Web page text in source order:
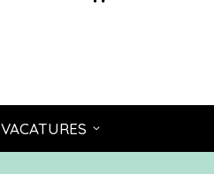
VACATURES